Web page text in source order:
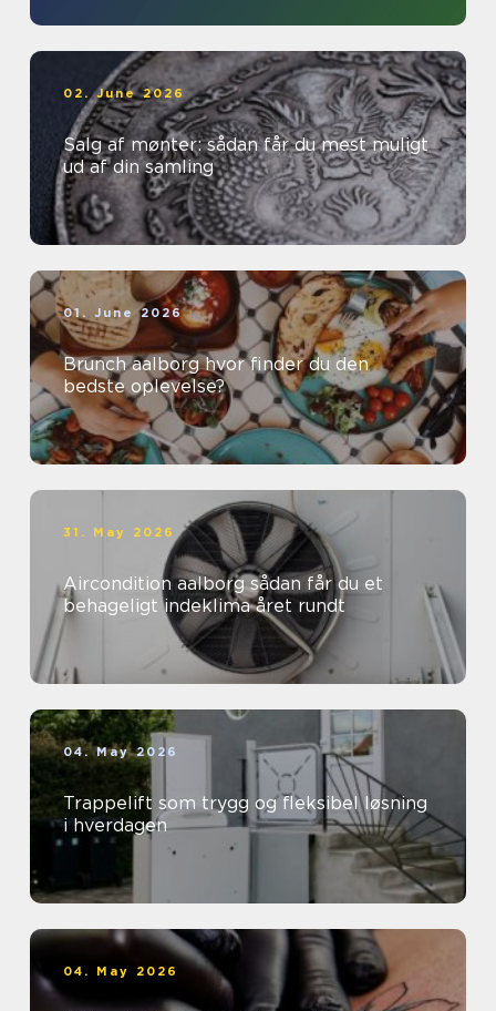
02. June 2026
Salg af mønter: sådan får du mest muligt
ud af din samling
01. June 2026
Brunch aalborg hvor finder du den
bedste oplevelse?
31. May 2026
Aircondition aalborg sådan får du et
behageligt indeklima året rundt
04. May 2026
Trappelift som trygg og fleksibel løsning
i hverdagen
04. May 2026